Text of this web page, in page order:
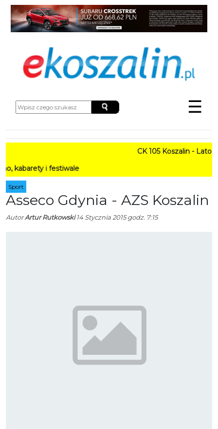
☰
CK 105 Koszalin - Lato w
i festiwale
Sport
Asseco Gdynia - AZS Koszalin
AutorArtur Rutkowski14 Stycznia 2015 godz. 7:15